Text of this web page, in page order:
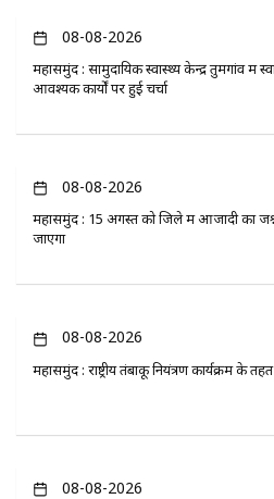
08-08-2026
महासमुंद : सामुदायिक स्वास्थ्य केन्द्र तुमगांव में
आवश्यक कार्यों पर हुई चर्चा
08-08-2026
महासमुंद : 15 अगस्त को जिले में आजादी का
जाएगा
08-08-2026
महासमुंद : राष्ट्रीय तंबाकू नियंत्रण कार्यक्रम के
08-08-2026